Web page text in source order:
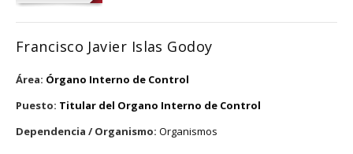
Francisco Javier Islas Godoy
Área: Órgano Interno de Control
Puesto: Titular del Organo Interno de Control
Dependencia / Organismo: Organismos